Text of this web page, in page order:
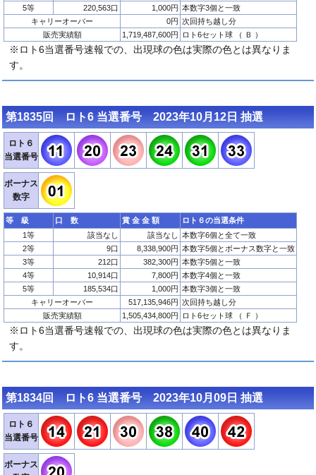
5等
220,563口 1,000円 本数字3個と一致
キャリーオーバー
0円 次回持ち越し分
販売実績額
1,719,487,600円 ロト6セット球 （ Ｂ ）
※ロト6当選番号速報での、出現球の色は実際の色とは異なりま
す。
第1835回 ロト6 当選番号 2023年10月12日 抽選
ロト６
当選番号
ボーナス
数字
等 級 口 数 賞 金 金 額
ロト６の当選条件
1等
該当なし 該当なし 本数字6個と全て一致
2等
9口 8,338,900円 本数字5個とボーナス数字と一致
3等
212口 382,300円 本数字5個と一致
4等
10,914口 7,800円 本数字4個と一致
5等
185,534口 1,000円 本数字3個と一致
キャリーオーバー
517,135,946円 次回持ち越し分
販売実績額
1,505,434,800円 ロト6セット球 （ Ｆ ）
※ロト6当選番号速報での、出現球の色は実際の色とは異なりま
す。
第1834回 ロト6 当選番号 2023年10月09日 抽選
ロト６
当選番号
ボーナス